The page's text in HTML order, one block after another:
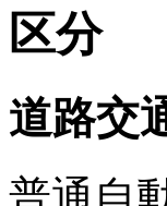
区分
道路交